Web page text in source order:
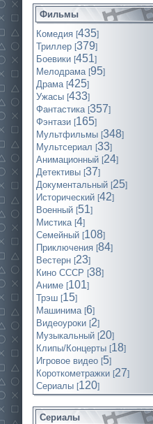
Фильмы
Комедия [435]
Триллер [379]
Боевики [451]
Мелодрама [95]
Драма [425]
Ужасы [433]
Фантастика [357]
Фэнтази [165]
Мультфильмы [348]
Мультсериал [33]
Анимационный [24]
Детективы [37]
Документальный [25]
Исторический [42]
Военный [51]
Мистика [4]
Семейный [108]
Приключения [84]
Вестерн [23]
Кино СССР [38]
Аниме [101]
Трэш [15]
Машинима [6]
Видеоуроки [2]
Музыкальный [20]
Клипы/Концерты [18]
Игровое видео [5]
Короткометражки [27]
Cериалы [120]
Сериалы